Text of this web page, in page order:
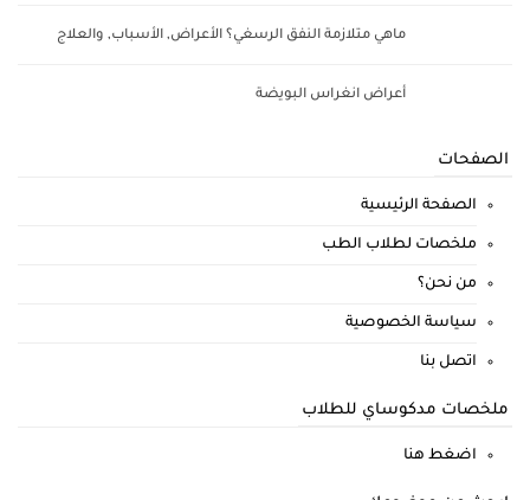
ماهي متلازمة النفق الرسغي؟ الأعراض, الأسباب, والعلاج
أعراض انغراس البويضة
الصفحات
الصفحة الرئيسية
ملخصات لطلاب الطب
من نحن؟
سياسة الخصوصية
اتصل بنا
ملخصات مدكوساي للطلاب
اضغط هنا